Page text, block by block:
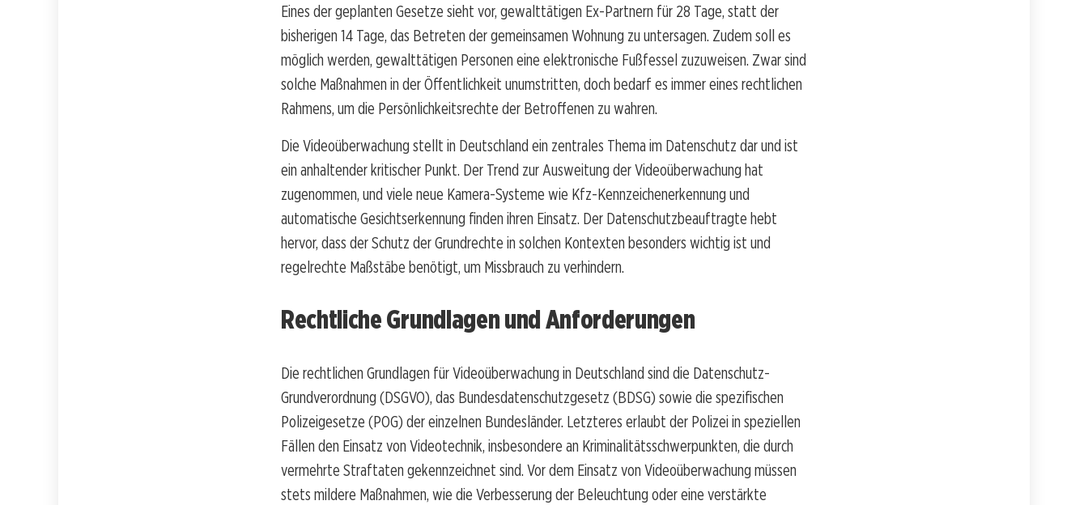
Eines der geplanten Gesetze sieht vor, gewalttätigen Ex-Partnern für 28 Tage, statt der
bisherigen 14 Tage, das Betreten der gemeinsamen Wohnung zu untersagen. Zudem soll es
möglich werden, gewalttätigen Personen eine elektronische Fußfessel zuzuweisen. Zwar sind
solche Maßnahmen in der Öffentlichkeit unumstritten, doch bedarf es immer eines rechtlichen
Rahmens, um die Persönlichkeitsrechte der Betroffenen zu wahren.
Die Videoüberwachung stellt in Deutschland ein zentrales Thema im Datenschutz dar und ist
ein anhaltender kritischer Punkt. Der Trend zur Ausweitung der Videoüberwachung hat
zugenommen, und viele neue Kamera-Systeme wie Kfz-Kennzeichenerkennung und
automatische Gesichtserkennung finden ihren Einsatz. Der Datenschutzbeauftragte hebt
hervor, dass der Schutz der Grundrechte in solchen Kontexten besonders wichtig ist und
regelrechte Maßstäbe benötigt, um Missbrauch zu verhindern.
Rechtliche Grundlagen und Anforderungen
Die rechtlichen Grundlagen für Videoüberwachung in Deutschland sind die Datenschutz-
Grundverordnung (DSGVO), das Bundesdatenschutzgesetz (BDSG) sowie die spezifischen
Polizeigesetze (POG) der einzelnen Bundesländer. Letzteres erlaubt der Polizei in speziellen
Fällen den Einsatz von Videotechnik, insbesondere an Kriminalitätsschwerpunkten, die durch
vermehrte Straftaten gekennzeichnet sind. Vor dem Einsatz von Videoüberwachung müssen
stets mildere Maßnahmen, wie die Verbesserung der Beleuchtung oder eine verstärkte